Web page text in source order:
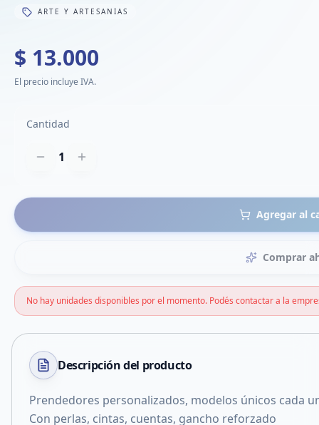
ARTE Y ARTESANIAS
$ 13.000
El precio incluye IVA.
Cantidad
1
Agregar al
Comprar
No hay unidades disponibles por el momento. Podés contactar a la
Descripción del producto
Prendedores personalizados, modelos únicos cada
Con perlas, cintas, cuentas, gancho reforzado